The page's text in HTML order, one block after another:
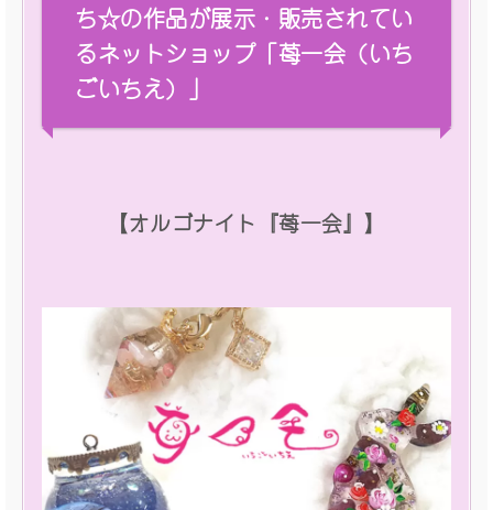
ち☆の作品が展示・販売されてい
るネットショップ「苺一会（いち
ごいちえ）」
【オルゴナイト『苺一会』】